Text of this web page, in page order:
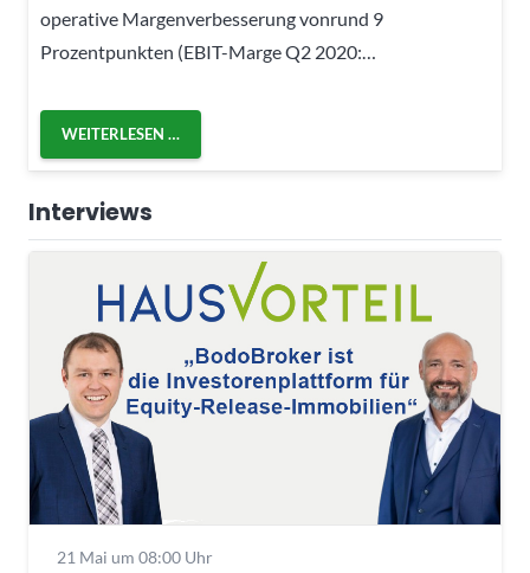
operative Margenverbesserung vonrund 9
Prozentpunkten (EBIT-Marge Q2 2020:…
WEITERLESEN …
Interviews
21 Mai um 08:00 Uhr